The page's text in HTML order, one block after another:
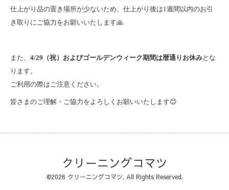
仕上がり品の置き場所が少ないため、仕上がり後は1週間以内のお引
き取りにご協力をお願いいたします🙏
また、 4/29（祝）およびゴールデンウィーク期間は暦通りお休みとな
ります。
ご利用の際はご注意ください。
皆さまのご理解・ご協力をよろしくお願いいたします😊
クリーニングコマツ
©2026 クリーニングコマツ. All Rights Reserved.